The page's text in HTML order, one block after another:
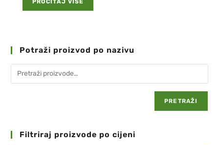
PROČITAJ VIŠE
Potraži proizvod po nazivu
PRETRAŽI
Filtriraj proizvode po cijeni